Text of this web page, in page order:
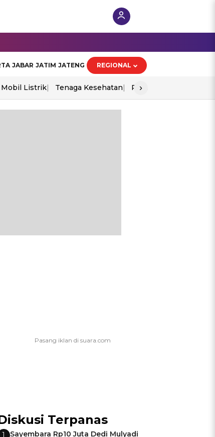
JABAR JATIM JATENG REGIONAL
Mobil Listrik Tenaga Kesehatan Perang As-Iran
›
Terpanas
1
Sayembara Rp10 Juta Dedi Mulyadi